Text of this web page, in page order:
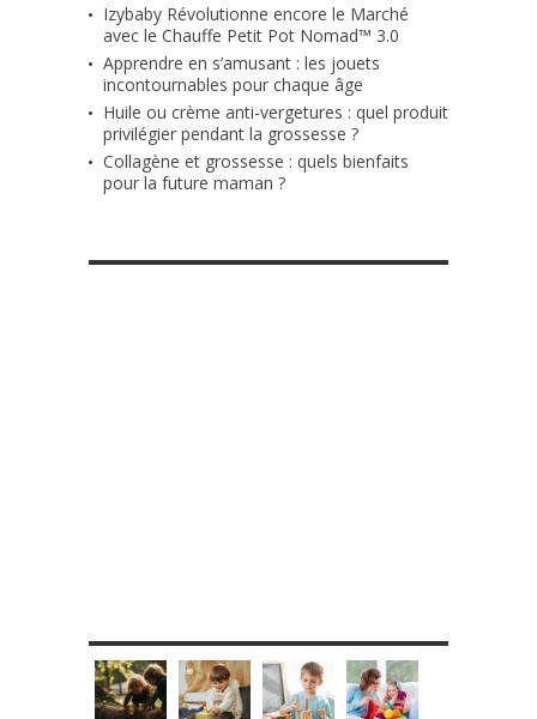
Izybaby Révolutionne encore le Marché
avec le Chauffe Petit Pot Nomad™ 3.0
Apprendre en s’amusant : les jouets
incontournables pour chaque âge
Huile ou crème anti-vergetures : quel produit
privilégier pendant la grossesse ?
Collagène et grossesse : quels bienfaits
pour la future maman ?